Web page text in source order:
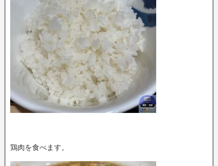
鶏肉を食べます。